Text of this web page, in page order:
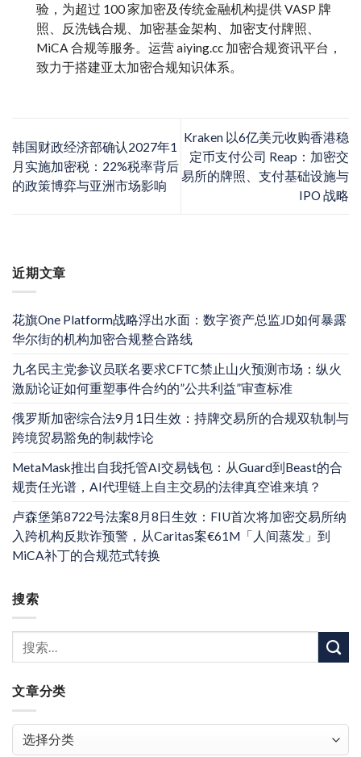
近期文章
花旗One Platform战略浮出水面：数字资产总监JD如何暴露
华尔街的机构加密合规整合路线
九名民主党参议员联名要求CFTC禁止山火预测市场：纵火
激励论证如何重塑事件合约的”公共利益”审查标准
俄罗斯加密综合法9月1日生效：持牌交易所的合规双轨制与
跨境贸易豁免的制裁悖论
MetaMask推出自我托管AI交易钱包：从Guard到Beast的合
规责任光谱，AI代理链上自主交易的法律真空谁来填？
卢森堡第8722号法案8月8日生效：FIU首次将加密交易所纳
入跨机构反欺诈预警，从Caritas案€61M「人间蒸发」到
MiCA补丁的合规范式转换
搜索
文章分类
验，为超过 100 家加密及传统金融机构提供 VASP 牌
照、反洗钱合规、加密基金架构、加密支付牌照、
MiCA 合规等服务。运营 aiying.cc 加密合规资讯平台，
致力于搭建亚太加密合规知识体系。
韩国财政经济部确认2027年1
月实施加密税：22%税率背后
的政策博弈与亚洲市场影响
Kraken 以6亿美元收购香港稳
定币支付公司 Reap：加密交
易所的牌照、支付基础设施与
IPO 战略